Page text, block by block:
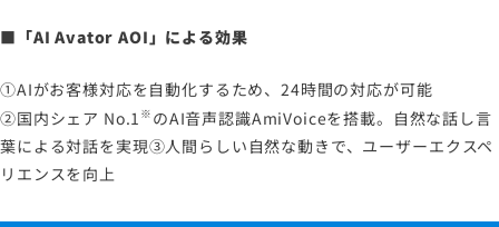
■「AI Avator AOI」による効果
①AIがお客様対応を自動化するため、24時間の対応が可能
②国内シェア No.1 ※ のAI音声認識AmiVoiceを搭載。自然な話し言
葉による対話を実現③人間らしい自然な動きで、ユーザーエクスペ
リエンスを向上